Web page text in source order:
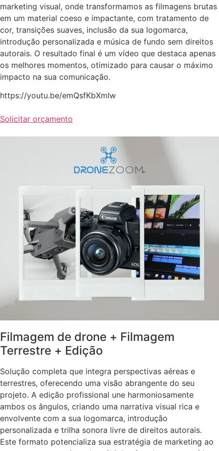
marketing visual, onde transformamos as filmagens brutas
em um material coeso e impactante, com tratamento de
cor, transições suaves, inclusão da sua logomarca,
introdução personalizada e música de fundo sem direitos
autorais. O resultado final é um vídeo que destaca apenas
os melhores momentos, otimizado para causar o máximo
impacto na sua comunicação.
https://youtu.be/emQsfKbXmIw
Solicitar orçamento
Filmagem de drone + Filmagem
Terrestre + Edição
Solução completa que integra perspectivas aéreas e
terrestres, oferecendo uma visão abrangente do seu
projeto. A edição profissional une harmoniosamente
ambos os ângulos, criando uma narrativa visual rica e
envolvente com a sua logomarca, introdução
personalizada e trilha sonora livre de direitos autorais.
Este formato potencializa sua estratégia de marketing ao